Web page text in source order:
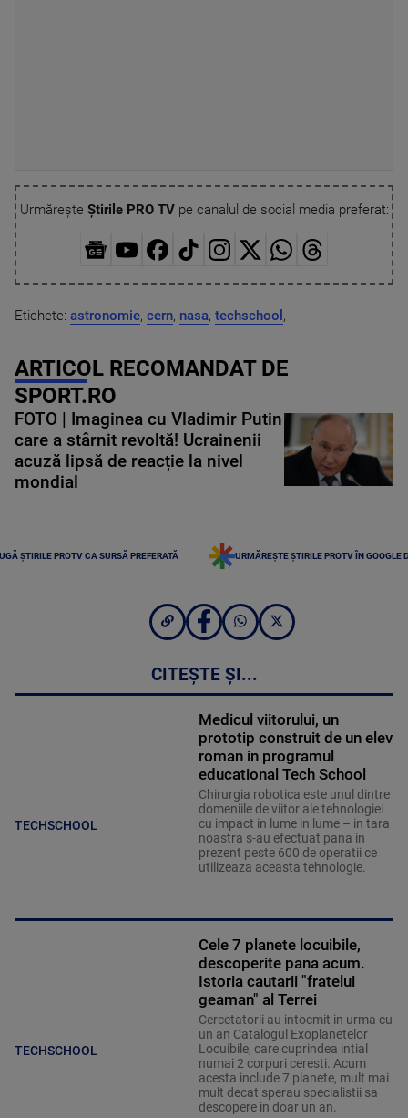
Urmărește Știrile PRO TVpe canalul de social media preferat:
Etichete: astronomie, cern, nasa, techschool ,
ARTICOL RECOMANDAT DE
SPORT.RO
FOTO | Imaginea cu Vladimir Putin
care a stârnit revoltă! Ucrainenii
acuză lipsă de reacție la nivel
mondial
ȘTIRILE PROTV CA SURSĂ PREFERATĂ URMĂREȘTE ȘTIRILE PROTV ÎN GOOGLE
CITEȘTE ȘI...
TECHSCHOOL
Medicul viitorului, un
prototip construit de un elev
roman in programul
educational Tech School
Chirurgia robotica este unul dintre
domeniile de viitor ale tehnologiei
cu impact in lume in lume – in tara
noastra s-au efectuat pana in
prezent peste 600 de operatii ce
utilizeaza aceasta tehnologie.
TECHSCHOOL
Cele 7 planete locuibile,
descoperite pana acum.
Istoria cautarii "fratelui
geaman" al Terrei
Cercetatorii au intocmit in urma cu
un an Catalogul Exoplanetelor
Locuibile, care cuprindea intial
numai 2 corpuri ceresti. Acum
acesta include 7 planete, mult mai
mult decat sperau specialistii sa
descopere in doar un an.